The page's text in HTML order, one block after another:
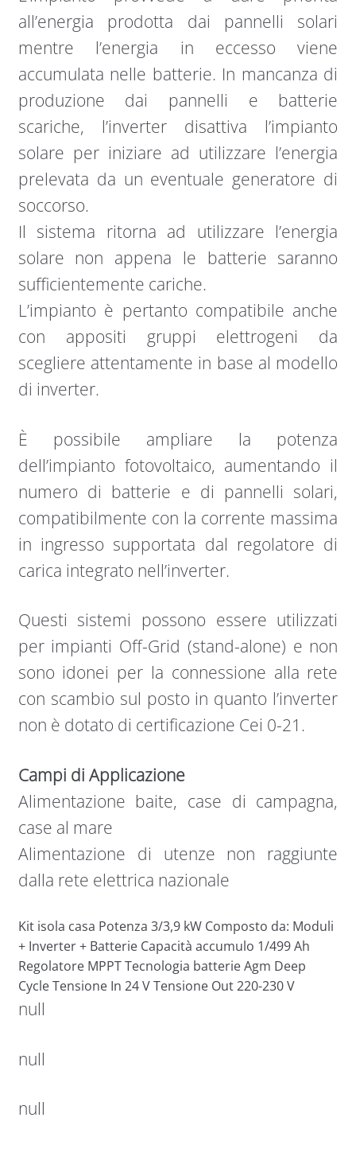
all’energia prodotta dai pannelli solari
mentre l’energia in eccesso viene
accumulata nelle batterie. In mancanza di
produzione dai pannelli e batterie
scariche, l’inverter disattiva l’impianto
solare per iniziare ad utilizzare l’energia
prelevata da un eventuale generatore di
soccorso.
Il sistema ritorna ad utilizzare l’energia
solare non appena le batterie saranno
sufficientemente cariche.
L’impianto è pertanto compatibile anche
con appositi gruppi elettrogeni da
scegliere attentamente in base al modello
di inverter.
È possibile ampliare la potenza
dell’impianto fotovoltaico, aumentando il
numero di batterie e di pannelli solari,
compatibilmente con la corrente massima
in ingresso supportata dal regolatore di
carica integrato nell’inverter.
Questi sistemi possono essere utilizzati
per impianti Off-Grid (stand-alone) e non
sono idonei per la connessione alla rete
con scambio sul posto in quanto l’inverter
non è dotato di certificazione Cei 0-21.
Campi di Applicazione
Alimentazione baite, case di campagna,
case al mare
Alimentazione di utenze non raggiunte
dalla rete elettrica nazionale
Kit isola casa Potenza 3/3,9 kW Composto da: Moduli
+ Inverter + Batterie Capacità accumulo 1/499 Ah
Regolatore MPPT Tecnologia batterie Agm Deep
Cycle Tensione In 24 V Tensione Out 220-230 V
null
null
null